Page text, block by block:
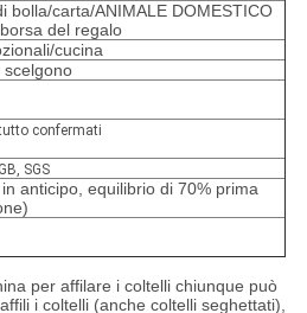
bolla/carta/ANIMALE DOMESTICO
del regalo
cucina
scelgono
confermati
SGS
anticipo, equilibrio di 70% prima
per affilare i coltelli chiunque può
i coltelli (anche coltelli seghettati),